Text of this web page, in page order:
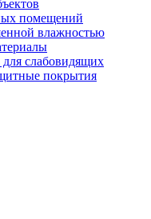
помещений
влажностью
для слабовидящих
покрытия